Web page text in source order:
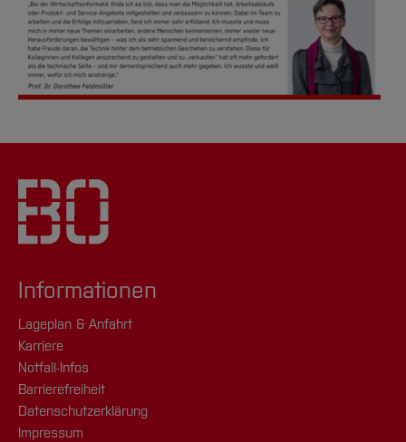
Informationen
Lageplan & Anfahrt
Karriere
Notfall-Infos
Barrierefreiheit
Datenschutzerklärung
Impressum